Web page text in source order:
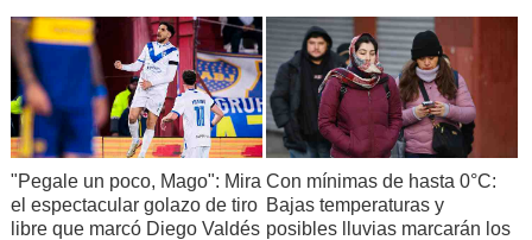
"Pegale un poco, Mago": Mira
el espectacular golazo de tiro
libre que marcó Diego Valdés
Con mínimas de hasta 0°C:
Bajas temperaturas y
posibles lluvias marcarán los